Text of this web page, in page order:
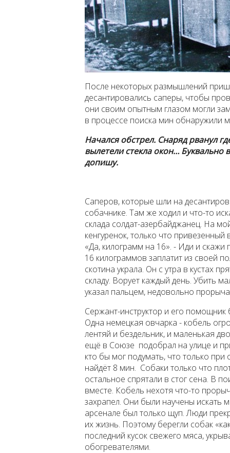
После некоторых размышлений
десантировались саперы, чтобы
они своим опытным глазом могли
в процессе поиска мин обнаружили
Начался обстрел. Снаряд рванул
вылетели стекла окон…
допишу.
Саперов, которые шли на
собачнике. Там же ходил и что-то
склада солдат-азербайджанец. На
кенгуренок, только что
«Да, килограмм на 16». - Иди и скажи
16 килограммов заплатит из своей
скотина украла. Он с утра в кустах
складу. Ворует каждый день. Убить
указал пальцем, недовольно
Сержант-инструктор и его
Одна немецкая овчарка - кобель
лентяй и бездельник, и маленькая
ещё в Союзе подобрал на улице и
кто бы мог подумать, что только
найдёт 8 мин. Собаки только что
остальное спрятали в стог сена. В
вместе. Кобель нехотя что-то
захрапел. Они были научены искать
арсенале был только щуп. Люди
их жизнь. Поэтому берегли собак
последний кусок свежего мяса,
обогревателями.